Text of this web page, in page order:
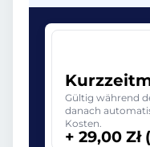
Gültig während
danach
Kosten.
+ 29,00